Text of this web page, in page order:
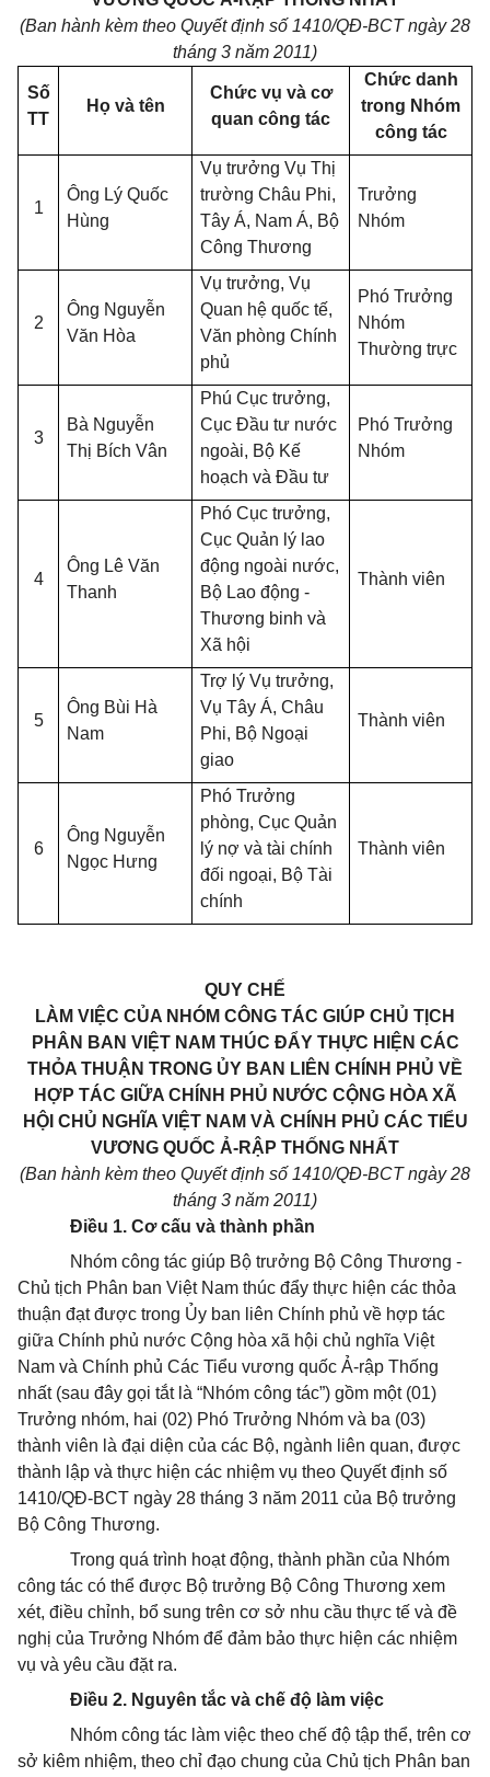
(Ban hành kèm theo Quyết định số 1410/QĐ-BCT ngày 28
tháng 3 năm 2011)
Số
TT
Họ và tên
Chức vụ và cơ
quan công tác
Chức danh
trong Nhóm
công tác
1
Ông Lý Quốc
Hùng
Vụ trưởng Vụ Thị
trường Châu Phi,
Tây Á, Nam Á, Bộ
Công Thương
Trưởng
Nhóm
2
Ông Nguyễn
Văn Hòa
Vụ trưởng, Vụ
Quan hệ quốc tế,
Văn phòng Chính
phủ
Phó Trưởng
Nhóm
Thường trực
3
Bà Nguyễn
Thị Bích Vân
Phú Cục trưởng,
Cục Đầu tư nước
ngoài, Bộ Kế
hoạch và Đầu tư
Phó Trưởng
Nhóm
4
Ông Lê Văn
Thanh
Phó Cục trưởng,
Cục Quản lý lao
động ngoài nước,
Bộ Lao động -
Thương binh và
Xã hội
Thành viên
5
Ông Bùi Hà
Nam
Trợ lý Vụ trưởng,
Vụ Tây Á, Châu
Phi, Bộ Ngoại
giao
Thành viên
6
Ông Nguyễn
Ngọc Hưng
Phó Trưởng
phòng, Cục Quản
lý nợ và tài chính
đối ngoại, Bộ Tài
chính
Thành viên
QUY CHẾ
LÀM VIỆC CỦA NHÓM CÔNG TÁC GIÚP CHỦ TỊCH
PHÂN BAN VIỆT NAM THÚC ĐẨY THỰC HIỆN CÁC
THỎA THUẬN TRONG ỦY BAN LIÊN CHÍNH PHỦ VỀ
HỢP TÁC GIỮA CHÍNH PHỦ NƯỚC CỘNG HÒA XÃ
HỘI CHỦ NGHĨA VIỆT NAM VÀ CHÍNH PHỦ CÁC TIỂU
VƯƠNG QUỐC Ả-RẬP THỐNG NHẤT
(Ban hành kèm theo Quyết định số 1410/QĐ-BCT ngày 28
tháng 3 năm 2011)
Điều 1. Cơ cấu và thành phần
Nhóm công tác giúp Bộ trưởng Bộ Công Thương -
Chủ tịch Phân ban Việt Nam thúc đẩy thực hiện các thỏa
thuận đạt được trong Ủy ban liên Chính phủ về hợp tác
giữa Chính phủ nước Cộng hòa xã hội chủ nghĩa Việt
Nam và Chính phủ Các Tiểu vương quốc Ả-rập Thống
nhất (sau đây gọi tắt là “Nhóm công tác”) gồm một (01)
Trưởng nhóm, hai (02) Phó Trưởng Nhóm và ba (03)
thành viên là đại diện của các Bộ, ngành liên quan, được
thành lập và thực hiện các nhiệm vụ theo Quyết định số
1410/QĐ-BCT ngày 28 tháng 3 năm 2011 của Bộ trưởng
Bộ Công Thương.
Trong quá trình hoạt động, thành phần của Nhóm
công tác có thể được Bộ trưởng Bộ Công Thương xem
xét, điều chỉnh, bổ sung trên cơ sở nhu cầu thực tế và đề
nghị của Trưởng Nhóm để đảm bảo thực hiện các nhiệm
vụ và yêu cầu đặt ra.
Điều 2. Nguyên tắc và chế độ làm việc
Nhóm công tác làm việc theo chế độ tập thể, trên cơ
sở kiêm nhiệm, theo chỉ đạo chung của Chủ tịch Phân ban